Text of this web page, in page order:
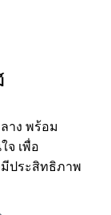
าง พร้อม
จ เพื่อ
มีประสิทธิภาพ